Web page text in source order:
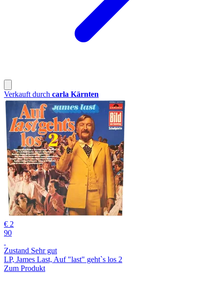
Verkauft durch carla Kärnten
€ 2
90
Zustand Sehr gut
LP, James Last, Auf "last" geht`s los 2
Zum Produkt